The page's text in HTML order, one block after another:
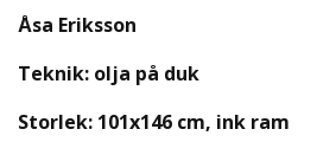
Åsa Eriksson
Teknik: olja på duk
Storlek: 101x146 cm, ink ram